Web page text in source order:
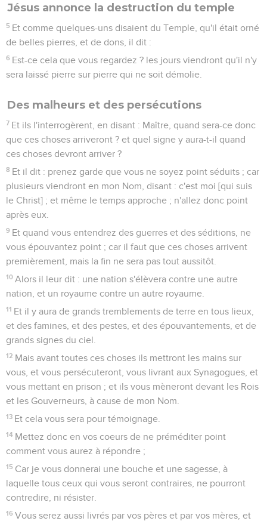
Jésus annonce la destruction du temple
5 Et comme quelques-uns disaient du Temple, qu'il était orné
de belles pierres, et de dons, il dit :
6 Est-ce cela que vous regardez ? les jours viendront qu'il n'y
sera laissé pierre sur pierre qui ne soit démolie.
Des malheurs et des persécutions
7 Et ils l'interrogèrent, en disant : Maître, quand sera-ce donc
que ces choses arriveront ? et quel signe y aura-t-il quand
ces choses devront arriver ?
8 Et il dit : prenez garde que vous ne soyez point séduits ; car
plusieurs viendront en mon Nom, disant : c'est moi [qui suis
le Christ] ; et même le temps approche ; n'allez donc point
après eux.
9 Et quand vous entendrez des guerres et des séditions, ne
vous épouvantez point ; car il faut que ces choses arrivent
premièrement, mais la fin ne sera pas tout aussitôt.
10 Alors il leur dit : une nation s'élèvera contre une autre
nation, et un royaume contre un autre royaume.
11 Et il y aura de grands tremblements de terre en tous lieux,
et des famines, et des pestes, et des épouvantements, et de
grands signes du ciel.
12 Mais avant toutes ces choses ils mettront les mains sur
vous, et vous persécuteront, vous livrant aux Synagogues, et
vous mettant en prison ; et ils vous mèneront devant les Rois
et les Gouverneurs, à cause de mon Nom.
13 Et cela vous sera pour témoignage.
14 Mettez donc en vos coeurs de ne préméditer point
comment vous aurez à répondre ;
15 Car je vous donnerai une bouche et une sagesse, à
laquelle tous ceux qui vous seront contraires, ne pourront
contredire, ni résister.
16 Vous serez aussi livrés par vos pères et par vos mères, et